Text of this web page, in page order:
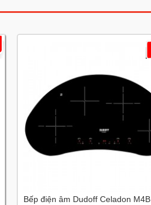
Bếp điện âm Dudoff Celadon M4B